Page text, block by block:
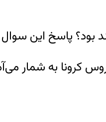
کرونا به شمار